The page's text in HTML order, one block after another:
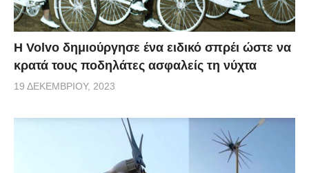
Η Volvo δημιούργησε ένα ειδικό σπρέι ώστε να
κρατά τους ποδηλάτες ασφαλείς τη νύχτα
19 ΔΕΚΕΜΒΡΊΟΥ, 2023